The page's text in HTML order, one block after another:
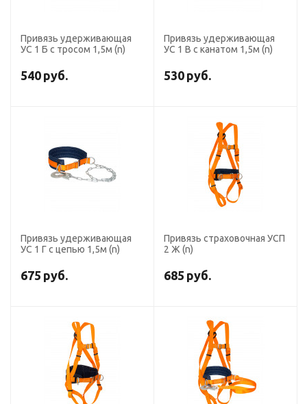
Привязь удерживающая
УС 1 Б с тросом 1,5м (n)
540 руб.
Привязь удерживающая
УС 1 В с канатом 1,5м (n)
530 руб.
Привязь удерживающая
УС 1 Г с цепью 1,5м (n)
675 руб.
Привязь страховочная УСП
2 Ж (n)
685 руб.